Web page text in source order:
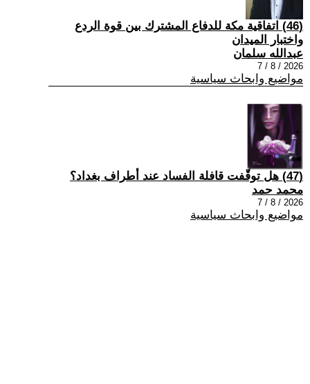
(46) اتفاقية مكة للدفاع المشترك بين قوة الردع
واختبار الميدان
عبدالله سلمان
2026 / 8 / 7
مواضيع وابحاث سياسية
(47) هل توقّفت قافلة الفساد عند أطراف بغداد؟
محمد حمد
2026 / 8 / 7
مواضيع وابحاث سياسية